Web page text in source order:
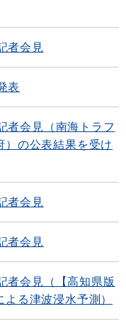
者会見
表
会見（南海トラフ
）の公表結果を受け
者会見
者会見
会見（【高知県版
る津波浸水予測）